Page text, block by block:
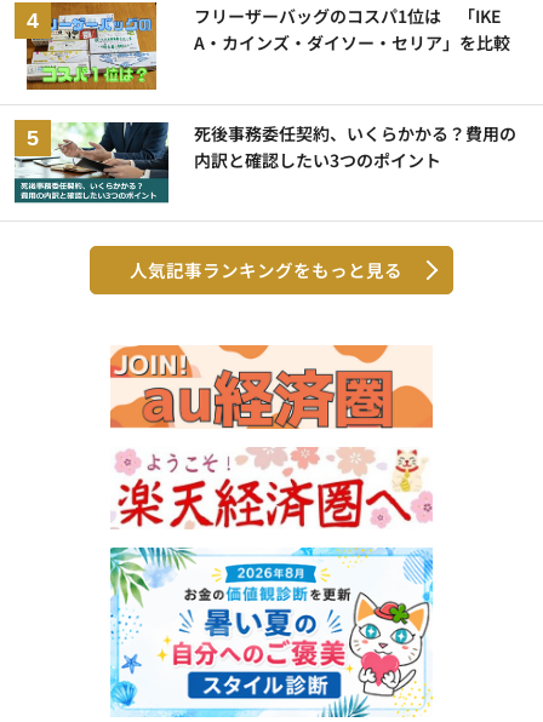
フリーザーバッグのコスパ1位は 「IKE
A・カインズ・ダイソー・セリア」を比較
死後事務委任契約、いくらかかる？費用の
内訳と確認したい3つのポイント
人気記事ランキングをもっと見る